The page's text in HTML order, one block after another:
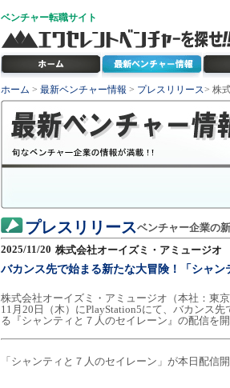
ベンチャー転職サイト
ホーム > 最新ベンチャー情報 > プレスリリース> 株
プレスリリースベンチャー企業の
2025/11/20 株式会社オーイズミ・アミュージオ
バカンス先で始まる新たな大冒険！「シャ
株式会社オーイズミ・アミュージオ（本社：東
11月20日（木）にPlayStation5にて、バカンス
る『シャンティと７人のセイレーン』の配信を
「シャンティと７人のセイレーン」が本日配信開